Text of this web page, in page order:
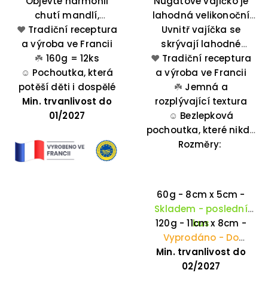
chutí mandlí,
kandovaného
melounu a
pomerančové kůry v
této oválné pochoutce
se špičatými konci –
ideální volba pro
každou příležitost.
❤️ Tradiční receptura
a výroba ve Francii
☘️ 160g = 12ks
☺️ Pochoutka, která
potěší děti i dospělé
Min. trvanlivost do
01/2027
lahodná velikonoční
pochoutka, která
křupe a roztéká se v
ústech.
Uvnitř vajíčka se
skrývají lahodné
nugátové bonbóny –
nejprve si vychutnáte
jemnou nugátovou
polevu a poté sladké
překvapení uvnitř.
❤️ Tradiční receptura
a výroba ve Francii
☘️ Jemná a
rozplývající textura
☺️ Bezlepková
pochoutka, které nikdo
neodolá
Rozměry:
60g - 8cm x 5cm -
Skladem - poslední
kus
120g - 11cm x 8cm -
Vyprodáno - Do
Velikonoc již nebudou
Min. trvanlivost do
02/2027